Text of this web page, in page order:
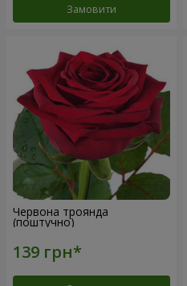
Замовити
Червона троянда
(поштучно)